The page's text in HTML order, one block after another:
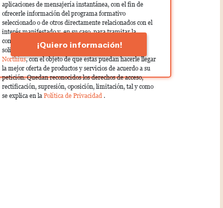
aplicaciones de mensajería instantánea, con el fin de
ofrecerle información del programa formativo
seleccionado o de otros directamente relacionados con el
interés manifestado y, en su caso, para tramitar la
contratación correspondiente. Compartiremos su
solicitud con las empresas que conforman elGrupo
Northius, con el objeto de que estas puedan hacerle llegar
la mejor oferta de productos y servicios de acuerdo a su
petición. Quedan reconocidos los derechos de acceso,
rectificación, supresión, oposición, limitación, tal y como
se explica en la Política de Privacidad .
¡Quiero información!